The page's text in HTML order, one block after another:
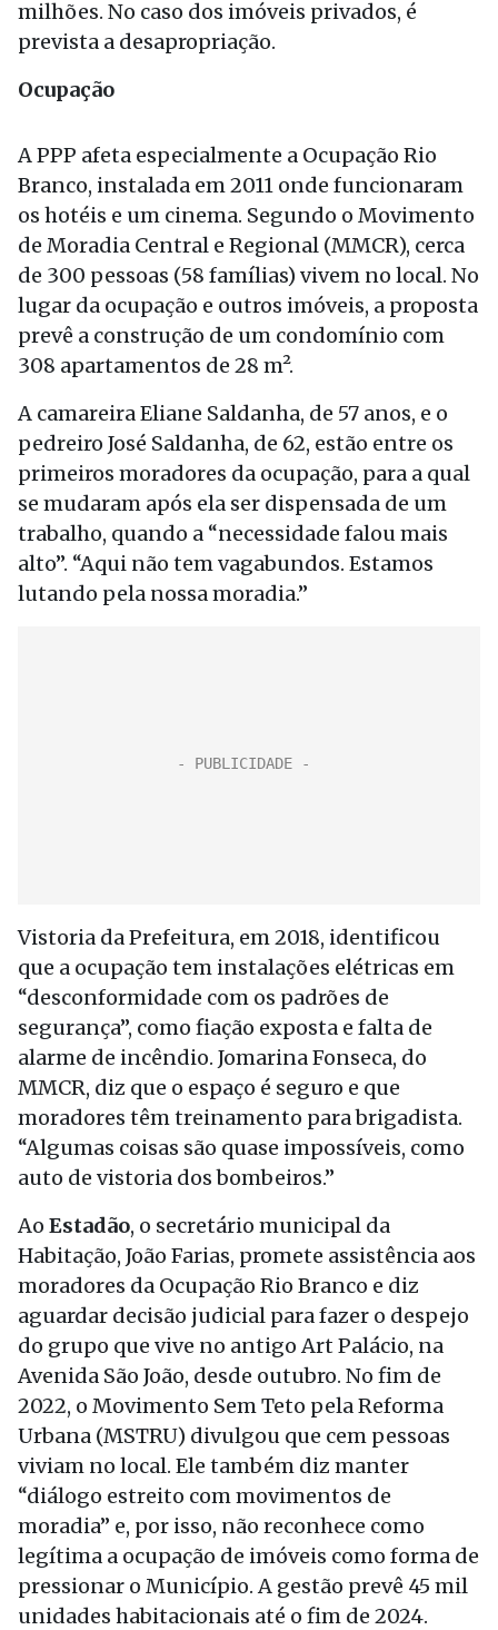
milhões. No caso dos imóveis privados, é
prevista a desapropriação.
Ocupação
A PPP afeta especialmente a Ocupação Rio
Branco, instalada em 2011 onde funcionaram
os hotéis e um cinema. Segundo o Movimento
de Moradia Central e Regional (MMCR), cerca
de 300 pessoas (58 famílias) vivem no local. No
lugar da ocupação e outros imóveis, a proposta
prevê a construção de um condomínio com
308 apartamentos de 28 m².
A camareira Eliane Saldanha, de 57 anos, e o
pedreiro José Saldanha, de 62, estão entre os
primeiros moradores da ocupação, para a qual
se mudaram após ela ser dispensada de um
trabalho, quando a “necessidade falou mais
alto”. “Aqui não tem vagabundos. Estamos
lutando pela nossa moradia.”
Vistoria da Prefeitura, em 2018, identificou
que a ocupação tem instalações elétricas em
“desconformidade com os padrões de
segurança”, como fiação exposta e falta de
alarme de incêndio. Jomarina Fonseca, do
MMCR, diz que o espaço é seguro e que
moradores têm treinamento para brigadista.
“Algumas coisas são quase impossíveis, como
auto de vistoria dos bombeiros.”
Ao Estadão, o secretário municipal da
Habitação, João Farias, promete assistência aos
moradores da Ocupação Rio Branco e diz
aguardar decisão judicial para fazer o despejo
do grupo que vive no antigo Art Palácio, na
Avenida São João, desde outubro. No fim de
2022, o Movimento Sem Teto pela Reforma
Urbana (MSTRU) divulgou que cem pessoas
viviam no local. Ele também diz manter
“diálogo estreito com movimentos de
moradia” e, por isso, não reconhece como
legítima a ocupação de imóveis como forma de
pressionar o Município. A gestão prevê 45 mil
unidades habitacionais até o fim de 2024.